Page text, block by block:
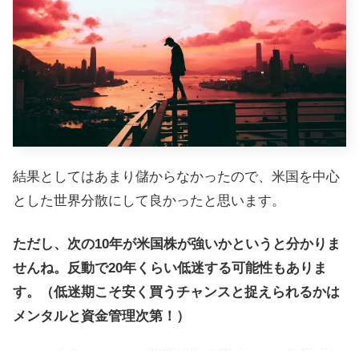
結果としてはあまり儲からなかったので、米国を中心
とした世界分散にして良かったと思います。
ただし、次の10年が米国株が強いかというと分かりま
せんね。反動で20年くらい低迷する可能性もありま
す。（低迷期こそ安く買うチャンスと捉えられるかは
メンタルと資金管理次第！）